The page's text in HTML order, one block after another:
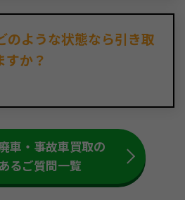
のような状態なら引き取
すか？
車・事故車買取の
るご質問一覧